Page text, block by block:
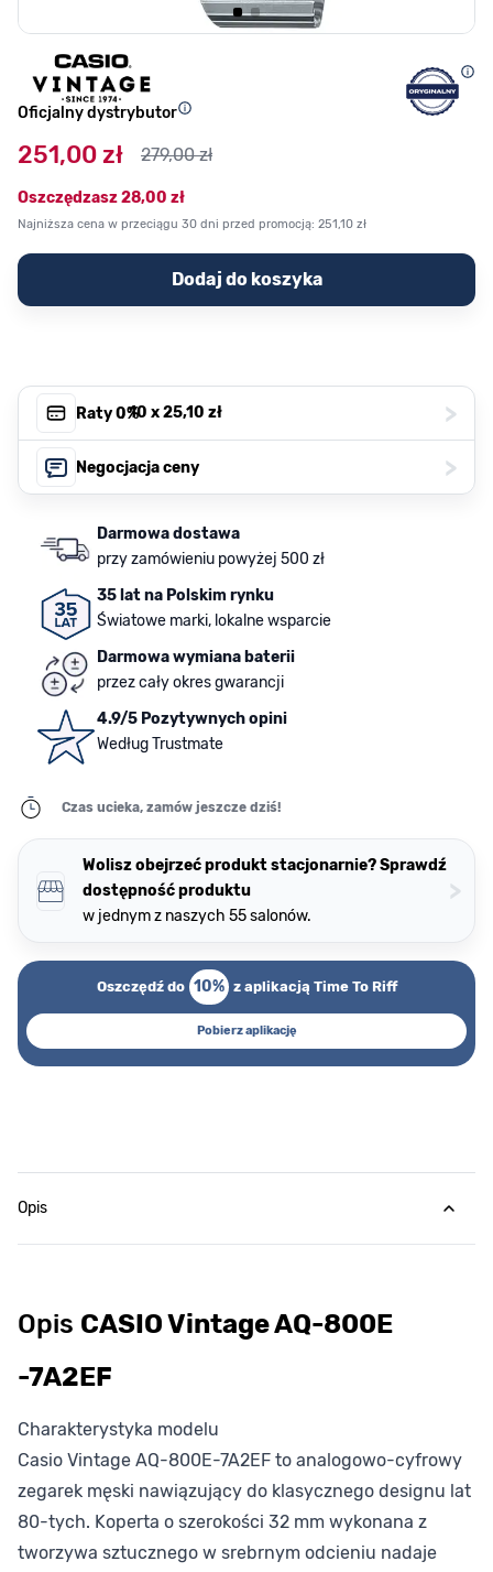
Oficjalny dystrybutor
251,00 zł 279,00 zł
Oszczędzasz28,00 zł
Najniższa cena w przeciągu 30 dni przed promocją: 251,10 zł
Dodaj do koszyka
Raty 0%, 10 x25,10 zł >
Negocjacja ceny >
Darmowa dostawa
przy zamówieniu powyżej 500 zł
35 lat na Polskim rynku
Światowe marki, lokalne wsparcie
Darmowa wymiana baterii
przez cały okres gwarancji
4.9/5 Pozytywnych opini
Według Trustmate
Czas ucieka, zamów jeszcze dziś!
Wolisz obejrzeć produkt stacjonarnie? Sprawdź
dostępność produktu
w jednym z naszych 55 salonów.
>
Oszczędź do 10% z aplikacją Time To Riff
Pobierz aplikację
Opis
Opis CASIO Vintage AQ-800E
-7A2EF
Charakterystyka modelu
Casio Vintage AQ-800E-7A2EF to analogowo-cyfrowy
zegarek męski nawiązujący do klasycznego designu lat
80-tych. Koperta o szerokości 32 mm wykonana z
tworzywa sztucznego w srebrnym odcieniu nadaje